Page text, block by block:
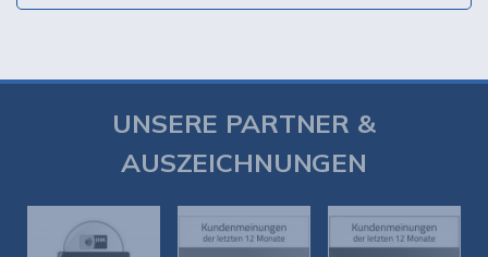
UNSERE PARTNER &
AUSZEICHNUNGEN